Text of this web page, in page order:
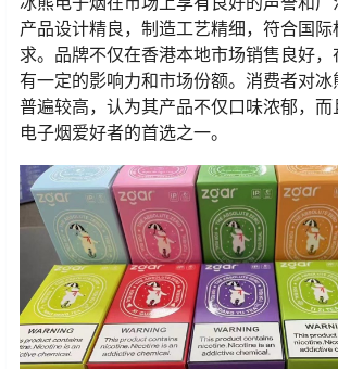
产品设计精良，制造工艺精细，符合国
求。品牌不仅在香港本地市场销售良好
有一定的影响力和市场份额。消费者对
普遍较高，认为其产品不仅口味浓郁，
电子烟爱好者的首选之一。